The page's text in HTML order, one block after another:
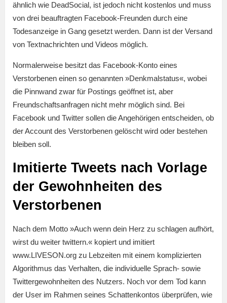
ähnlich wie DeadSocial, ist jedoch nicht kostenlos und muss
von drei beauftragten Facebook-Freunden durch eine
Todesanzeige in Gang gesetzt werden. Dann ist der Versand
von Textnachrichten und Videos möglich.
Normalerweise besitzt das Facebook-Konto eines
Verstorbenen einen so genannten »Denkmalstatus«, wobei
die Pinnwand zwar für Postings geöffnet ist, aber
Freundschaftsanfragen nicht mehr möglich sind. Bei
Facebook und Twitter sollen die Angehörigen entscheiden, ob
der Account des Verstorbenen gelöscht wird oder bestehen
bleiben soll.
Imitierte Tweets nach Vorlage
der Gewohnheiten des
Verstorbenen
Nach dem Motto »Auch wenn dein Herz zu schlagen aufhört,
wirst du weiter twittern.« kopiert und imitiert
www.LIVESON.org zu Lebzeiten mit einem komplizierten
Algorithmus das Verhalten, die individuelle Sprach- sowie
Twittergewohnheiten des Nutzers. Noch vor dem Tod kann
der User im Rahmen seines Schattenkontos überprüfen, wie